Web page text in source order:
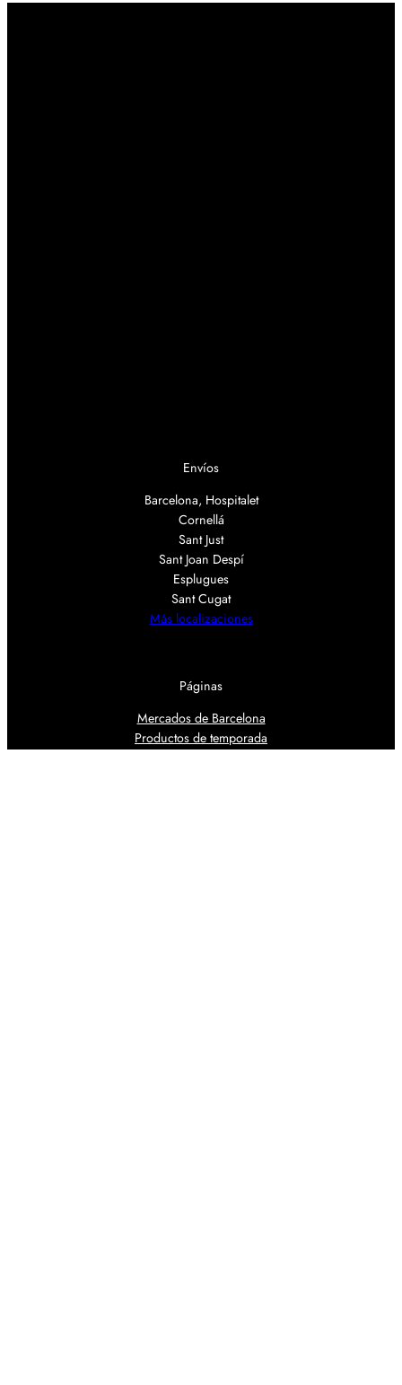
Envíos
Barcelona, Hospitalet
Cornellá
Sant Just
Sant Joan Despí
Esplugues
Sant Cugat
Más localizaciones
Páginas
Mercados de Barcelona
Productos de temporada